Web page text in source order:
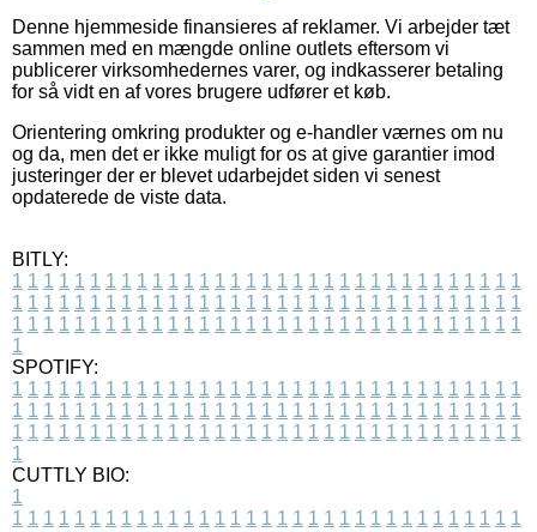
Denne hjemmeside finansieres af reklamer. Vi arbejder tæt
sammen med en mængde online outlets eftersom vi
publicerer virksomhedernes varer, og indkasserer betaling
for så vidt en af vores brugere udfører et køb.
Orientering omkring produkter og e-handler værnes om nu
og da, men det er ikke muligt for os at give garantier imod
justeringer der er blevet udarbejdet siden vi senest
opdaterede de viste data.
BITLY:
1 1 1 1 1 1 1 1 1 1 1 1 1 1 1 1 1 1 1 1 1 1 1 1 1 1 1 1 1 1 1 1 1
1 1 1 1 1 1 1 1 1 1 1 1 1 1 1 1 1 1 1 1 1 1 1 1 1 1 1 1 1 1 1 1 1
1 1 1 1 1 1 1 1 1 1 1 1 1 1 1 1 1 1 1 1 1 1 1 1 1 1 1 1 1 1 1 1 1
1
SPOTIFY:
1 1 1 1 1 1 1 1 1 1 1 1 1 1 1 1 1 1 1 1 1 1 1 1 1 1 1 1 1 1 1 1 1
1 1 1 1 1 1 1 1 1 1 1 1 1 1 1 1 1 1 1 1 1 1 1 1 1 1 1 1 1 1 1 1 1
1 1 1 1 1 1 1 1 1 1 1 1 1 1 1 1 1 1 1 1 1 1 1 1 1 1 1 1 1 1 1 1 1
1
CUTTLY BIO:
1
1 1 1 1 1 1 1 1 1 1 1 1 1 1 1 1 1 1 1 1 1 1 1 1 1 1 1 1 1 1 1 1 1